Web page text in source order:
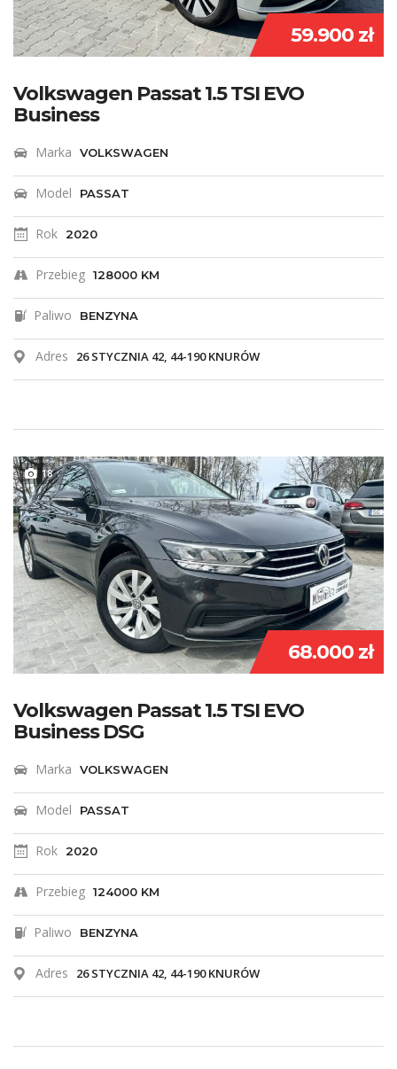
59.900 zł
Volkswagen Passat 1.5 TSI EVO
Business
Marka VOLKSWAGEN
Model PASSAT
Rok 2020
Przebieg 128000 KM
Paliwo BENZYNA
Adres 26 STYCZNIA 42, 44-190 KNURÓW
18
68.000 zł
Volkswagen Passat 1.5 TSI EVO
Business DSG
Marka VOLKSWAGEN
Model PASSAT
Rok 2020
Przebieg 124000 KM
Paliwo BENZYNA
Adres 26 STYCZNIA 42, 44-190 KNURÓW